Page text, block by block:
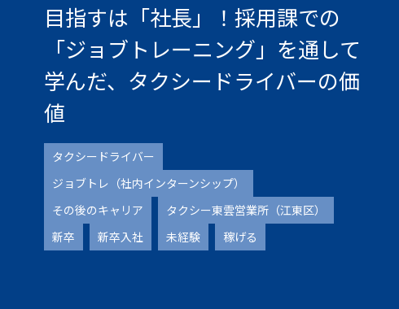
目指すは「社長」！採用課での
「ジョブトレーニング」を通して
学んだ、タクシードライバーの価
値
タクシードライバー
ジョブトレ（社内インターンシップ）
その後のキャリア
タクシー東雲営業所（江東区）
新卒
新卒入社 未経験 稼げる